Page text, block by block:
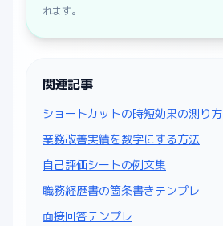
れます。
関連記事
ショートカットの時短効果の測り方
業務改善実績を数字にする方法
自己評価シートの例文集
職務経歴書の箇条書きテンプレ
面接回答テンプレ